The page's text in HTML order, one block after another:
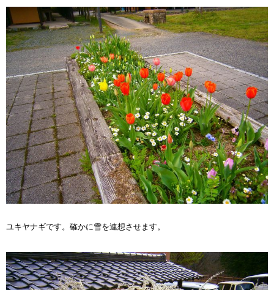
ユキヤナギです。確かに雪を連想させます。